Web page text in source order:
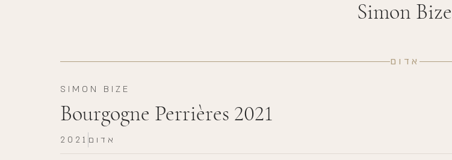
Simon Bize
אדום
SIMON BIZE
Bourgogne Perrières 2021
2021 אדום